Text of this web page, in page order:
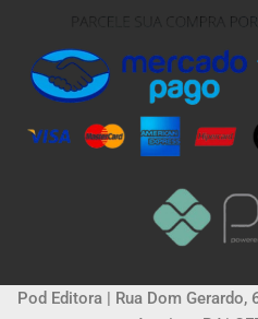
Pod Editora | Rua Dom Gerardo,